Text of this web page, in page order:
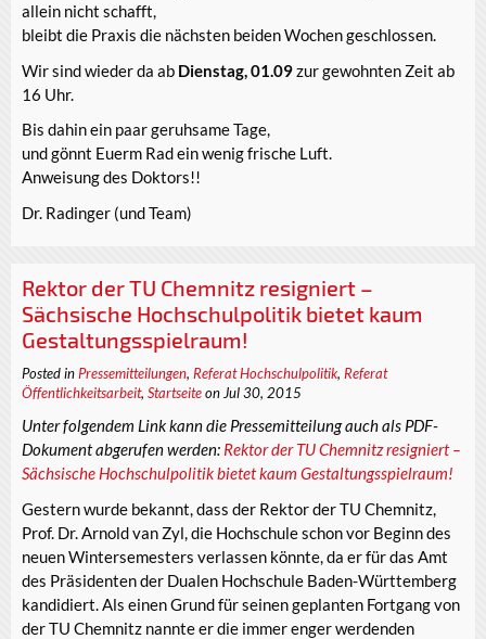
allein nicht schafft,
bleibt die Praxis die nächsten beiden Wochen geschlossen.
Wir sind wieder da ab Dienstag, 01.09zur gewohnten Zeit ab
16 Uhr.
Bis dahin ein paar geruhsame Tage,
und gönnt Euerm Rad ein wenig frische Luft.
Anweisung des Doktors!!
Dr. Radinger (und Team)
Rektor der TU Chemnitz resigniert –
Sächsische Hochschulpolitik bietet kaum
Gestaltungsspielraum!
Posted in Pressemitteilungen, Referat Hochschulpolitik, Referat
Öffentlichkeitsarbeit, Startseiteon Jul 30, 2015
Unter folgendem Link kann die Pressemitteilung auch als PDF-
Dokument abgerufen werden: Rektor der TU Chemnitz resigniert –
Sächsische Hochschulpolitik bietet kaum Gestaltungsspielraum!
Gestern wurde bekannt, dass der Rektor der TU Chemnitz,
Prof. Dr. Arnold van Zyl, die Hochschule schon vor Beginn des
neuen Wintersemesters verlassen könnte, da er für das Amt
des Präsidenten der Dualen Hochschule Baden-Württemberg
kandidiert. Als einen Grund für seinen geplanten Fortgang von
der TU Chemnitz nannte er die immer enger werdenden